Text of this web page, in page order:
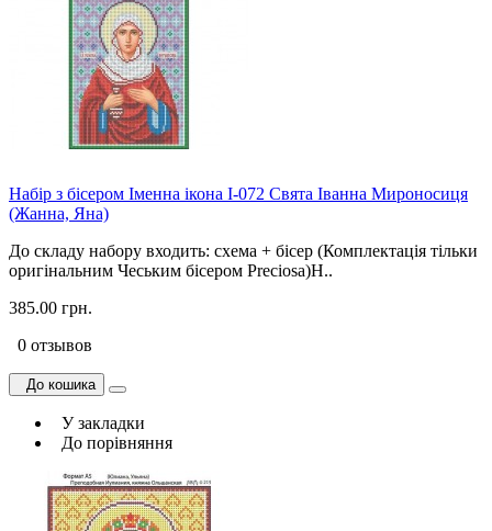
Набір з бісером Іменна ікона І-072 Свята Іванна Мироносиця
(Жанна, Яна)
До складу набору входить: схема + бісер (Комплектація тільки
оригінальним Чеським бісером Preciosa)Н..
385.00 грн.
0 отзывов
До кошика
У закладки
До порівняння